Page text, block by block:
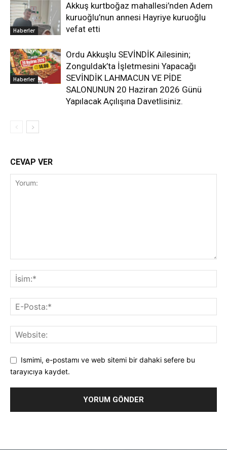
Haberler
Akkuş kurtboğaz mahallesi’nden Adem
kuruoğlu’nun annesi Hayriye kuruoğlu
vefat etti
Haberler
Ordu Akkuşlu SEVİNDİK Ailesinin;
Zonguldak’ta İşletmesini Yapacağı
SEVİNDİK LAHMACUN VE PİDE
SALONUNUN 20 Haziran 2026 Günü
Yapılacak Açılışına Davetlisiniz.
CEVAP VER
Ismimi, e-postamı ve web sitemi bir dahaki sefere bu
tarayıcıya kaydet.